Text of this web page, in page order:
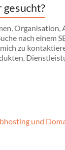
gesucht?
Organisation,
nach einem
zu
und